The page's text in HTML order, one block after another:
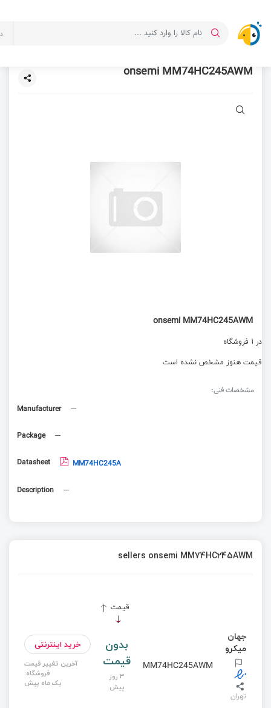
onsemi MM74HC245AWM
onsemi MM74HC245AWM
در 1 فروشگاه
قیمت هنوز مشخص نشده است
مشخصات فنی:
Manufacturer
---
Package ---
Datasheet MM74HC245A
Description ---
sellers onsemi MM74HC245AWM
قیمت
جهان
میکرو
تهران
MM74HC245AWM
بدون
قیمت
3 روز
پیش
خرید اینترنتی
آخرین تغییر قیمت
فروشگاه:
یک ماه پیش